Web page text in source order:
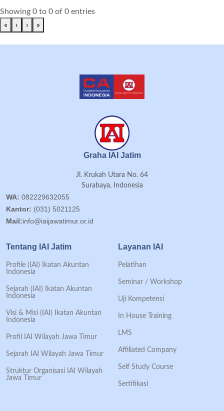
Showing 0 to 0 of 0 entries
«
‹ › »
Graha IAI Jatim
Jl. Krukah Utara No. 64
Surabaya, Indonesia
WA: 082229632055
Kantor: (031) 5021125
Mail:info@iaijawatimur.or.id
Tentang IAI Jatim
Profile (IAI) Ikatan Akuntan
Indonesia
Sejarah (IAI) Ikatan Akuntan
Indonesia
Visi & Misi (IAI) Ikatan Akuntan
Indonesia
Profil IAI Wilayah Jawa Timur
Sejarah IAI Wilayah Jawa Timur
Struktur Organisasi IAI Wilayah
Jawa Timur
Layanan IAI
Pelatihan
Seminar / Workshop
Uji Kompetensi
In House Training
LMS
Affiliated Company
Self Study Course
Sertifikasi